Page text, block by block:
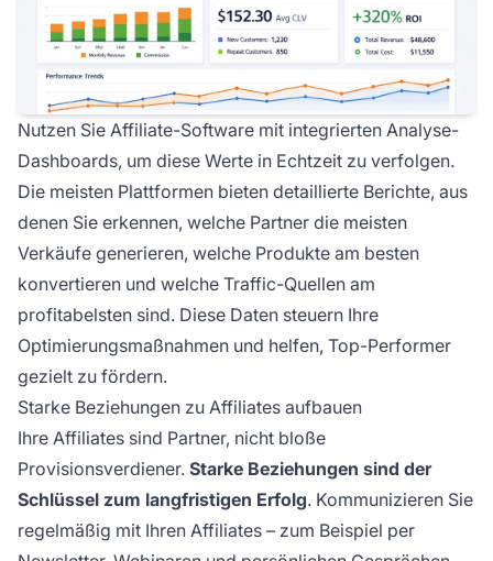
Nutzen Sie Affiliate-Software mit integrierten Analyse-
Dashboards, um diese Werte in Echtzeit zu verfolgen.
Die meisten Plattformen bieten detaillierte Berichte, aus
denen Sie erkennen, welche Partner die meisten
Verkäufe generieren, welche Produkte am besten
konvertieren und welche Traffic-Quellen am
profitabelsten sind. Diese Daten steuern Ihre
Optimierungsmaßnahmen und helfen, Top-Performer
gezielt zu fördern.
Starke Beziehungen zu Affiliates aufbauen
Ihre Affiliates sind Partner, nicht bloße
Provisionsverdiener. Starke Beziehungen sind der
Schlüssel zum langfristigen Erfolg. Kommunizieren Sie
regelmäßig mit Ihren Affiliates – zum Beispiel per